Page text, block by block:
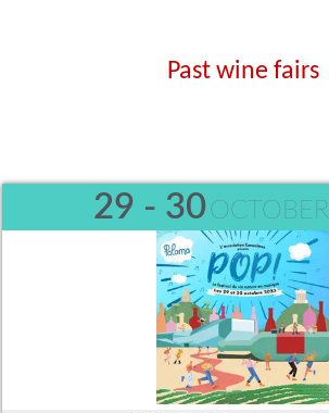
Past wine fairs
29 - 30OCTOBER